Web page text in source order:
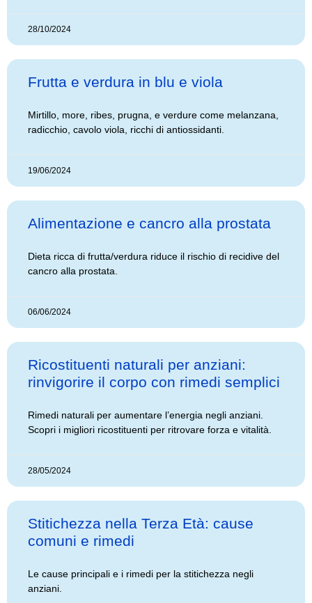
28/10/2024
Frutta e verdura in blu e viola
Mirtillo, more, ribes, prugna, e verdure come melanzana,
radicchio, cavolo viola, ricchi di antiossidanti.
19/06/2024
Alimentazione e cancro alla prostata
Dieta ricca di frutta/verdura riduce il rischio di recidive del
cancro alla prostata.
06/06/2024
Ricostituenti naturali per anziani:
rinvigorire il corpo con rimedi semplici
Rimedi naturali per aumentare l’energia negli anziani.
Scopri i migliori ricostituenti per ritrovare forza e vitalità.
28/05/2024
Stitichezza nella Terza Età: cause
comuni e rimedi
Le cause principali e i rimedi per la stitichezza negli
anziani.